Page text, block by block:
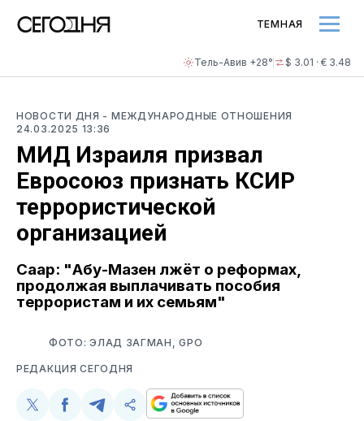
Тель-Авив +28° $ 3.01 · € 3.48
ТЕМНАЯ
НОВОСТИ ДНЯ - МЕЖДУНАРОДНЫЕ ОТНОШЕНИЯ
24.03.2025 13:36
МИД Израиля призвал
Евросоюз признать КСИР
террористической
организацией
Саар: "Абу-Мазен лжёт о реформах,
продолжая выплачивать пособия
террористам и их семьям"
ФОТО: ЭЛАД ЗАГМАН, GPO
РЕДАКЦИЯ СЕГОДНЯ
Поделиться
Поделиться
Поделиться
Скопируйте